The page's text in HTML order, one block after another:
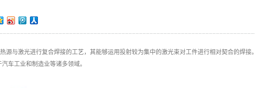
源与激光进行复合焊接的工艺，其能够运用投射较为集中的激光束对工件进行相对契合的焊接
车工业和制造业等诸多领域。